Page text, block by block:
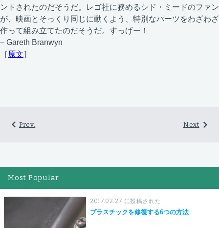
ントされたのだそうだ。レゴ社に務めるシド・ミードのファン
が、映画とそっくり同じに動くよう、特別なパーツをわざわざ
作って組み立てたのだそうだ。すっげー！
– Gareth Branwyn
［ 原文］
Next
Prev.
Most Popular
2017.02.27 に投稿された
プラスチックを修復する6つの方法